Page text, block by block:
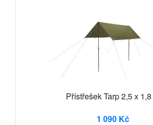
Přístřešek Tarp 2,5 x
1 090 Kč